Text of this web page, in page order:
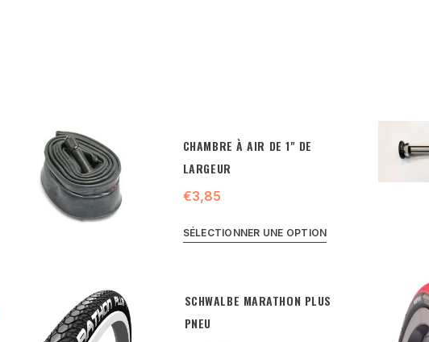
CHAMBRE À AIR DE 1" DE
LARGEUR
€3,85
SÉLECTIONNER UNE OPTION
SCHWALBE MARATHON PLUS
PNEU